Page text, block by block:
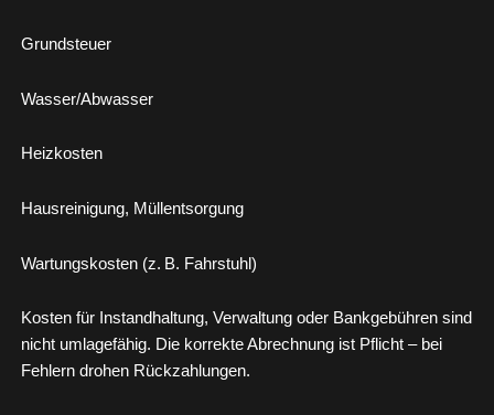
Grundsteuer
Wasser/Abwasser
Heizkosten
Hausreinigung, Müllentsorgung
Wartungskosten (z. B. Fahrstuhl)
Kosten für Instandhaltung, Verwaltung oder Bankgebühren sind
nicht umlagefähig. Die korrekte Abrechnung ist Pflicht – bei
Fehlern drohen Rückzahlungen.